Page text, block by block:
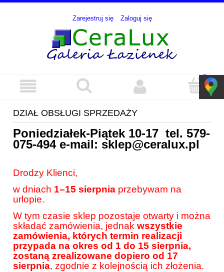
Zarejestruj się Zaloguj się
DZIAŁ OBSŁUGI SPRZEDAŻY
Poniedziałek-Piątek 10-17 tel. 579-
075-494e-mail: sklep@ceralux.pl
Drodzy Klienci,
w dniach 1–15 sierpnia przebywam na
urlopie.
W tym czasie sklep pozostaje otwarty i można
składać zamówienia, jednak wszystkie
zamówienia, których termin realizacji
przypada na okres od 1 do 15 sierpnia,
zostaną zrealizowane dopiero od 17
sierpnia, zgodnie z kolejnością ich złożenia.